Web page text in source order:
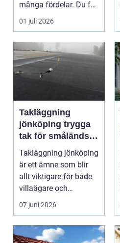
många fördelar. Du får
lägre elkostna...
01 juli 2026
Takläggning
jönköping trygga
tak för småländskt
väder
Takläggning jönköping
är ett ämne som blir
allt viktigare för både
villaägare och
fastighetsägare i ...
07 juni 2026